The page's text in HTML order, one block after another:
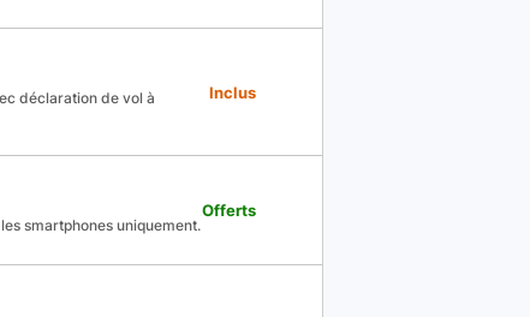
déclaration de vol à
Inclus
smartphones uniquement.
Offerts